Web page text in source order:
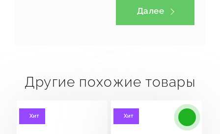
Далее
Другие похожие товары
Хит Хит